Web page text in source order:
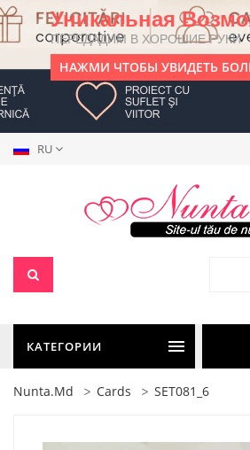
Уникальная
ПЕРЕДАДИМ В ХОРОШИЕ РУКИ
НАЖМИ ЧТОБЫ УВИДЕТЬ
RU
КАТЕГОРИИ
Nunta.md Cards SET081_6